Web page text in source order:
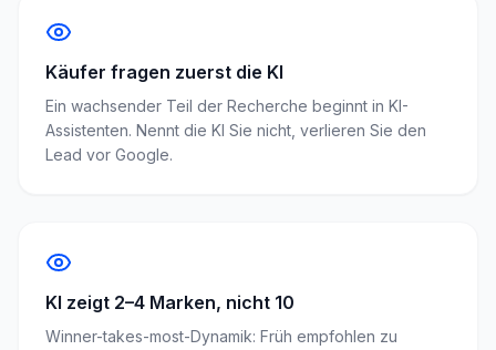
Käufer fragen zuerst die KI
Ein wachsender Teil der Recherche beginnt in KI-
Assistenten. Nennt die KI Sie nicht, verlieren Sie den
Lead vor Google.
KI zeigt 2–4 Marken, nicht 10
Winner-takes-most-Dynamik: Früh empfohlen zu